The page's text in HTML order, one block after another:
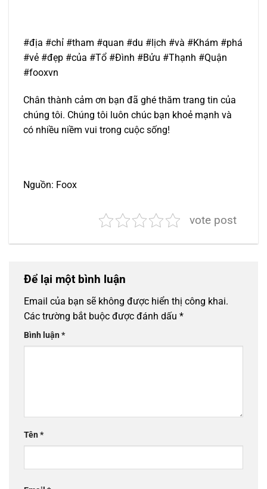
#địa #chỉ #tham #quan #du #lịch #và #Khám #phá
#vẻ #đẹp #của #Tổ #Đình #Bửu #Thạnh #Quận
#fooxvn
Chân thành cảm ơn bạn đã ghé thăm trang tin của
chúng tôi. Chúng tôi luôn chúc bạn khoẻ mạnh và
có nhiều niềm vui trong cuộc sống!
Nguồn: Foox
vote post
Để lại một bình luận
Email của bạn sẽ không được hiển thị công khai.
Các trường bắt buộc được đánh dấu *
Bình luận*
Tên*